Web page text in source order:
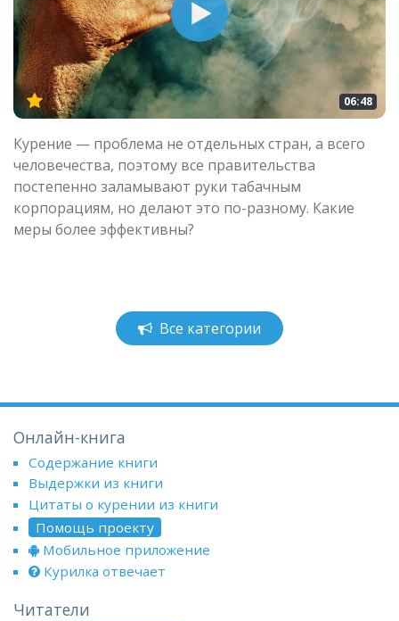
06:48
Курение — проблема не отдельных стран, а всего
человечества, поэтому все правительства
постепенно заламывают руки табачным
корпорациям, но делают это по-разному. Какие
меры более эффективны?
Все категории
Онлайн-книга
Содержание книги
Выдержки из книги
Цитаты о курении из книги
Помощь проекту
Мобильное приложение
Курилка отвечает
Читатели